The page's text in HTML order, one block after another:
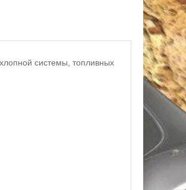
системы, топливных